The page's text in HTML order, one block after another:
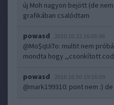
új Moh nagyon bejött (de
grafikában csalódtam
powasd 2010.10.22 16:03:56
@Mo$qUiTo: multit nem
mondta hogy ,,csonkított
powasd 2010.10.30 19:16:09
@mark199310: pont nem :)